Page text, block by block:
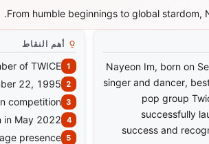
From humble beginnings to global stardom,
Nayeon Im, born on
singer and dancer,
pop group
successfully
success and
أهم النقاط
of TWICE.
22, 1995.
competition.
in May 2022.
presence.